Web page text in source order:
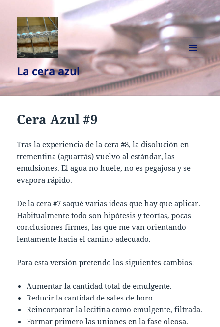
La cera azul
MENÚ
Y
WIDGETS
Cera Azul #9
Tras la experiencia de la cera #8, la disolución en
trementina (aguarrás) vuelvo al estándar, las
emulsiones. El agua no huele, no es pegajosa y se
evapora rápido.
De la cera #7 saqué varias ideas que hay que aplicar.
Habitualmente todo son hipótesis y teorías, pocas
conclusiones firmes, las que me van orientando
lentamente hacia el camino adecuado.
Para esta versión pretendo los siguientes cambios:
Aumentar la cantidad total de emulgente.
Reducir la cantidad de sales de boro.
Reincorporar la lecitina como emulgente, filtrada.
Formar primero las uniones en la fase oleosa.